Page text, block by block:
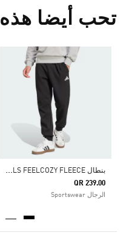
تحب أيضا هذه
ب
نطال ESSENTIALS FEELCOZY FLEECE
QR 239.00
الرجال Sportswear